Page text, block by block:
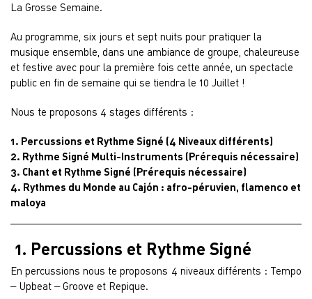
La Grosse Semaine.
Au programme, six jours et sept nuits pour pratiquer la
musique ensemble, dans une ambiance de groupe, chaleureuse
et festive avec pour la première fois cette année, un spectacle
public en fin de semaine qui se tiendra le 10 Juillet !
Nous te proposons 4 stages différents :
1. Percussions et Rythme Signé (4 Niveaux différents)
2. Rythme Signé Multi-Instruments (Prérequis nécessaire)
3. Chant et Rythme Signé (Prérequis nécessaire)
4. Rythmes du Monde au Cajón : afro-péruvien, flamenco et
maloya
1. Percussions et Rythme Signé
En percussions nous te proposons 4 niveaux différents : Tempo
– Upbeat – Groove et Repique.